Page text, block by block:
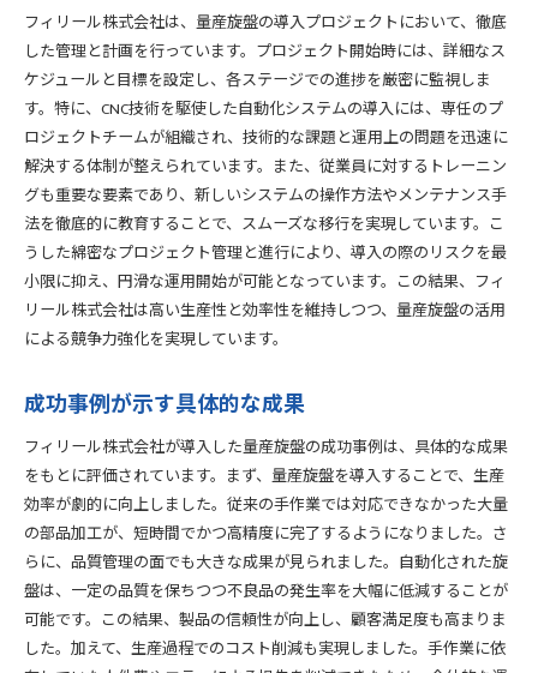
フィリール株式会社は、量産旋盤の導入プロジェクトにおいて、徹底
した管理と計画を行っています。プロジェクト開始時には、詳細なス
ケジュールと目標を設定し、各ステージでの進捗を厳密に監視しま
す。特に、CNC技術を駆使した自動化システムの導入には、専任のプ
ロジェクトチームが組織され、技術的な課題と運用上の問題を迅速に
解決する体制が整えられています。また、従業員に対するトレーニン
グも重要な要素であり、新しいシステムの操作方法やメンテナンス手
法を徹底的に教育することで、スムーズな移行を実現しています。こ
うした綿密なプロジェクト管理と進行により、導入の際のリスクを最
小限に抑え、円滑な運用開始が可能となっています。この結果、フィ
リール株式会社は高い生産性と効率性を維持しつつ、量産旋盤の活用
による競争力強化を実現しています。
成功事例が示す具体的な成果
フィリール株式会社が導入した量産旋盤の成功事例は、具体的な成果
をもとに評価されています。まず、量産旋盤を導入することで、生産
効率が劇的に向上しました。従来の手作業では対応できなかった大量
の部品加工が、短時間でかつ高精度に完了するようになりました。さ
らに、品質管理の面でも大きな成果が見られました。自動化された旋
盤は、一定の品質を保ちつつ不良品の発生率を大幅に低減することが
可能です。この結果、製品の信頼性が向上し、顧客満足度も高まりま
した。加えて、生産過程でのコスト削減も実現しました。手作業に依